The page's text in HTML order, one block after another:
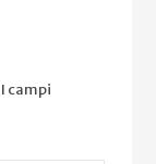
I campi